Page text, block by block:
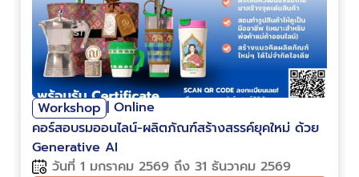
Workshop | Online
คอร์สอบรมออนไลน์-ผลิตภัณฑ์สร้างสรรค์ยุคใหม่ ด้วย
Generative AI
วันที่ 1 มกราคม 2569 ถึง 31 ธันวาคม 2569